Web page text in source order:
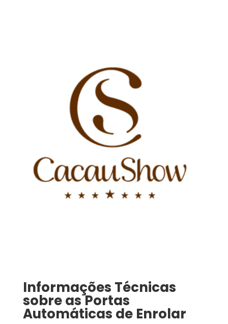
Informações Técnicas
sobre as Portas
Automáticas de Enrolar